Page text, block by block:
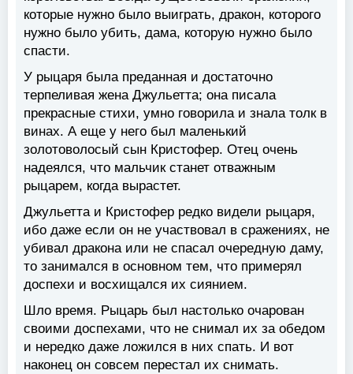
которые нужно было выиграть, дракон, которого
нужно было убить, дама, которую нужно было
спасти.
У рыцаря была преданная и достаточно
терпеливая жена Джульетта; она писала
прекрасные стихи, умно говорила и знала толк в
винах. А еще у него был маленький
золотоволосый сын Кристофер. Отец очень
надеялся, что мальчик станет отважным
рыцарем, когда вырастет.
Джульетта и Кристофер редко видели рыцаря,
ибо даже если он не участвовал в сражениях, не
убивал дракона или не спасал очередную даму,
то занимался в основном тем, что примерял
доспехи и восхищался их сиянием.
Шло время. Рыцарь был настолько очарован
своими доспехами, что не снимал их за обедом
и нередко даже ложился в них спать. И вот
наконец он совсем перестал их снимать.